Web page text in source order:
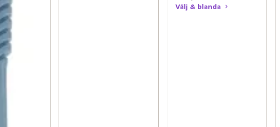
Välj & blanda